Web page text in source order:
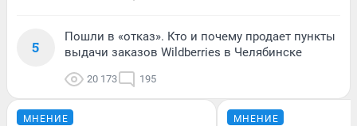
5
Пошли в «отказ». Кто и почему продает пункты
выдачи заказов Wildberries в Челябинске
20 173 195
МНЕНИЕ МНЕНИЕ